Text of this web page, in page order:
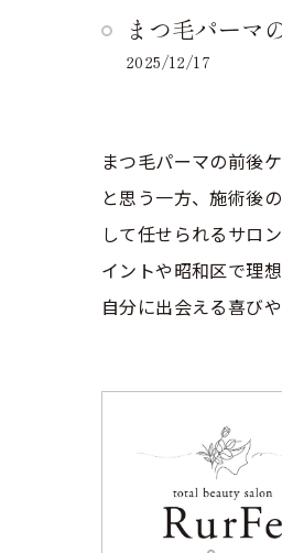
まつ毛パーマ
2025/12/17
まつ毛パーマの前後
と思う一方、施術後
して任せられるサロ
イントや昭和区で理
自分に出会える喜び